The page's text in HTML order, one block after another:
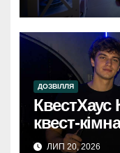
ДОЗВІЛЛЯ
КвестХаус
квест-
вражень
ЛИП 20, 2026